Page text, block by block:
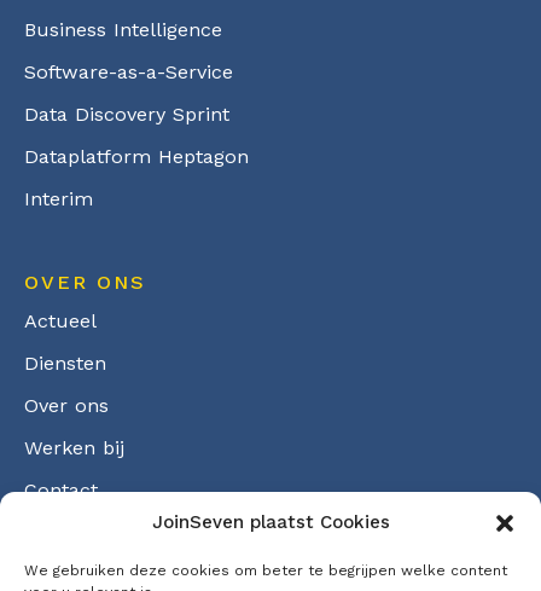
JoinSeven plaatst Cookies
We gebruiken deze cookies om beter te begrijpen welke content
Business Intelligence
Software-as-a-Service
Data Discovery Sprint
Dataplatform Heptagon
Interim
OVER ONS
Actueel
Diensten
Over ons
Werken bij
Contact